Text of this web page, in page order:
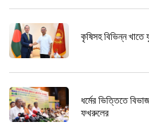
কৃষিসহ বিভিন্ন খাতে
ধর্মের ভিত্তিতে
ফখরুলের